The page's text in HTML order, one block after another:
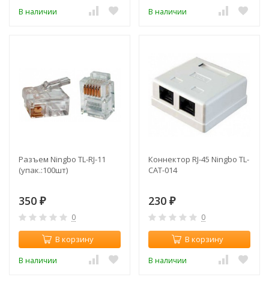
В наличии В наличии
Разъем Ningbo TL-RJ-11
(упак.:100шт)
350 ₽
0
В корзину
В наличии
Коннектор RJ-45 Ningbo TL-
CAT-014
230 ₽
0
В корзину
В наличии